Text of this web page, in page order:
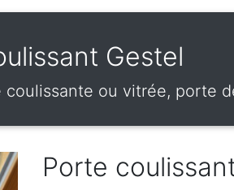
Gestel
ou vitrée, porte
Porte